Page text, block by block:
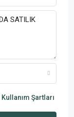
Kullanım Şartları